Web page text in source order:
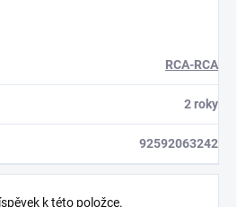
RCA-RCA
2 roky
92592063242
k této položce.